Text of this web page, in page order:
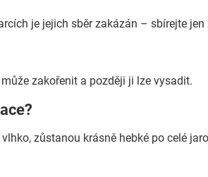
je jejich sběr zakázán – sbírejte
zakořenit a později ji lze vysadit.
zůstanou krásně hebké po celé